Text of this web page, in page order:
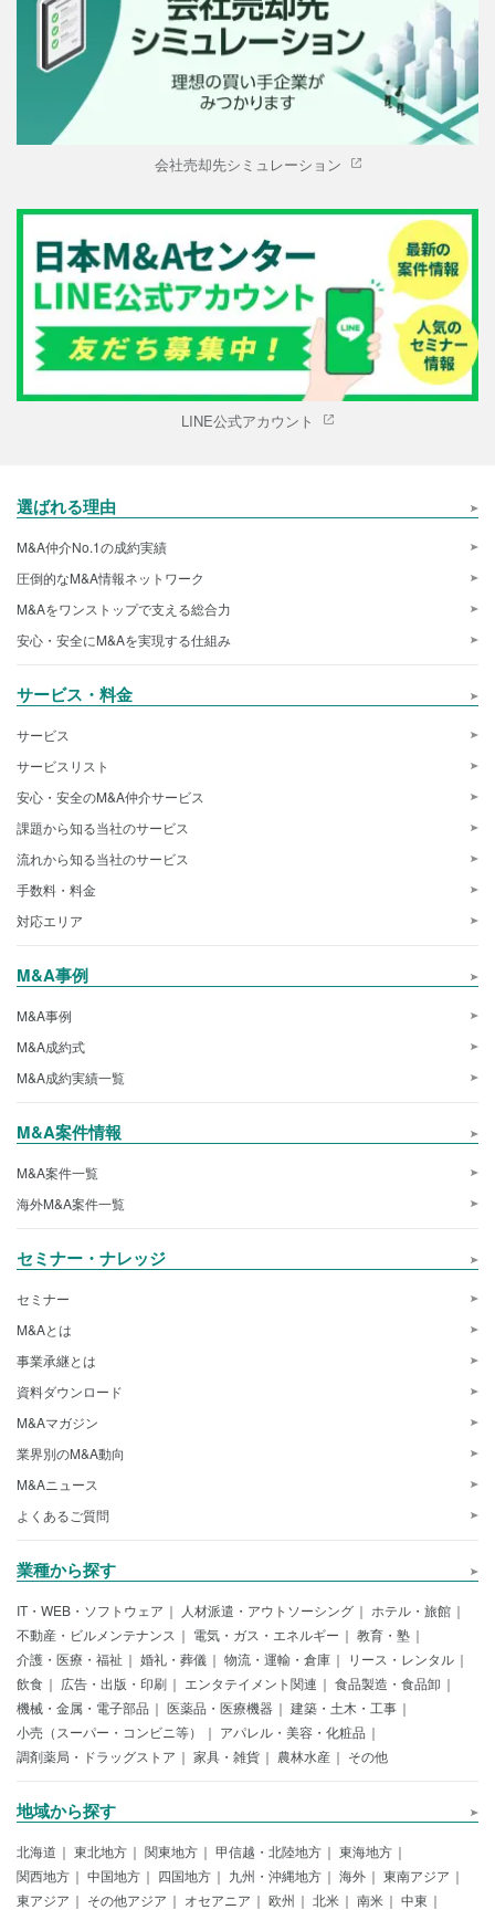
会社売却先シミュレーション
LINE公式アカウント
選ばれる理由
M&A仲介No.1の成約実績
圧倒的なM&A情報ネットワーク
M&Aをワンストップで支える総合力
安心・安全にM&Aを実現する仕組み
サービス・料金
サービス
サービスリスト
安心・安全のM&A仲介サービス
課題から知る当社のサービス
流れから知る当社のサービス
手数料・料金
対応エリア
M&A事例
M&A事例
M&A成約式
M&A成約実績一覧
M&A案件情報
M&A案件一覧
海外M&A案件一覧
セミナー・ナレッジ
セミナー
M&Aとは
事業承継とは
資料ダウンロード
M&Aマガジン
業界別のM&A動向
M&Aニュース
よくあるご質問
業種から探す
IT・WEB・ソフトウェア 人材派遣・アウトソーシング
ホテル・旅館
不動産・ビルメンテナンス
電気・ガス・エネルギー
教育・塾
介護・医療・福祉
婚礼・葬儀 物流・運輸・倉庫
リース・レンタル
飲食
広告・出版・印刷 エンタテイメント関連
食品製造・食品卸
機械・金属・電子部品
医薬品・医療機器
建築・土木・工事
小売（スーパー・コンビニ等）
アパレル・美容・化粧品
調剤薬局・ドラッグストア
家具・雑貨 農林水産 その他
地域から探す
北海道 東北地方 関東地方 甲信越・北陸地方
東海地方
関西地方
中国地方 四国地方 九州・沖縄地方 海外
東南アジア
東アジア
その他アジア オセアニア 欧州 北米 南米
中東